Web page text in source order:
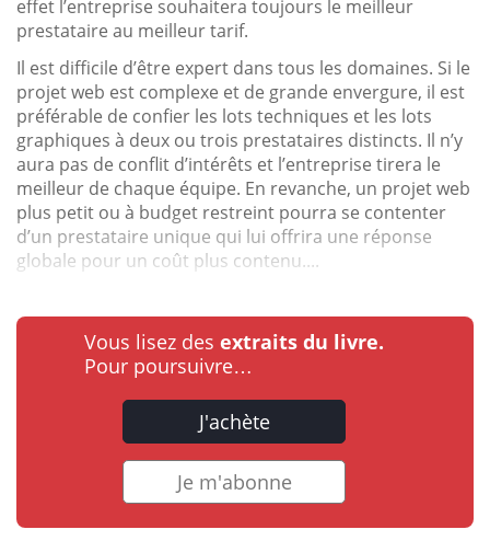
effet l’entreprise souhaitera toujours le meilleur
prestataire au meilleur tarif.
Il est difficile d’être expert dans tous les domaines. Si le
projet web est complexe et de grande envergure, il est
préférable de confier les lots techniques et les lots
graphiques à deux ou trois prestataires distincts. Il n’y
aura pas de conflit d’intérêts et l’entreprise tirera le
meilleur de chaque équipe. En revanche, un projet web
plus petit ou à budget restreint pourra se contenter
d’un prestataire unique qui lui offrira une réponse
globale pour un coût plus contenu....
Vous lisez des extraits du livre.
Pour poursuivre…
J'achète
Je m'abonne